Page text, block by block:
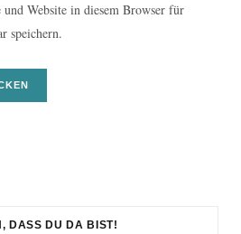
Website in diesem Browser für
speichern.
DASS DU DA BIST!